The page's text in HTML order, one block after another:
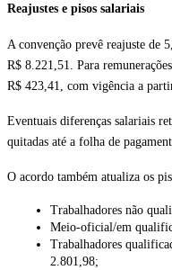
Reajustes e pisos salariais
A convenção prevê reajuste de
R$ 8.221,51. Para
R$ 423,41, com vigência a
Eventuais diferenças salariais
quitadas até a folha de
O acordo também atualiza os
Trabalhadores não
Meio-oficial/em
Trabalhadores
2.801,98;